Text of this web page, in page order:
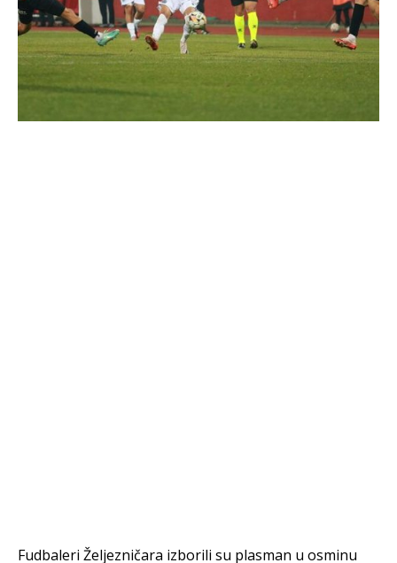
Fudbaleri Željezničara izborili su plasman u osminu